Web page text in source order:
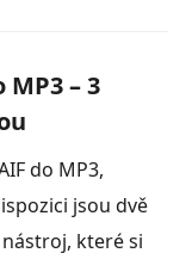
– 3
do MP3,
jsou dvě
které si